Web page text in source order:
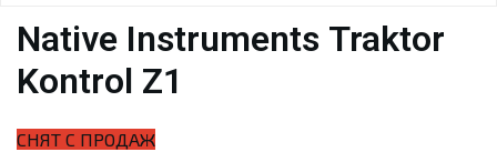
Native Instruments Traktor
Kontrol Z1
СНЯТ С ПРОДАЖ